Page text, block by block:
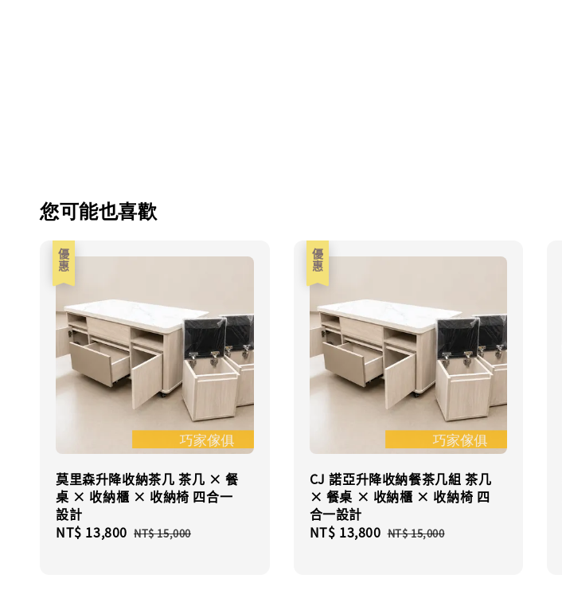
您可能也喜歡
優惠
莫里森升降收納茶几 茶几 × 餐
桌 × 收納櫃 × 收納椅 四合一
設計
Sale
NT$ 13,800 Regular
NT$ 15,000
優惠
CJ 諾亞升降收納餐茶几組 茶几
× 餐桌 × 收納櫃 × 收納椅 四
合一設計
Sale
NT$ 13,800 Regular
NT$ 15,000